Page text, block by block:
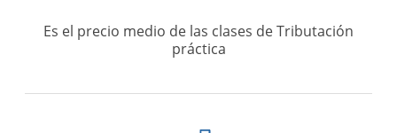
Es el precio medio de las clases de Tributación
práctica